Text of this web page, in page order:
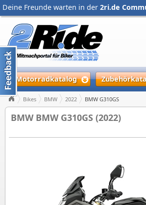
Deine Freunde warten in der 2ri.de
Motorradkatalog
Bikes BMW 2022 BMW G310GS
BMW BMW G310GS (2022)